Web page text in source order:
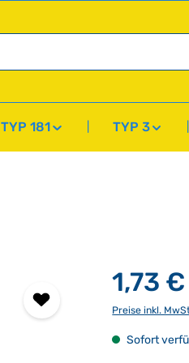
TYP 181 TYP 3
1,73 €
Preise inkl.
Sofort